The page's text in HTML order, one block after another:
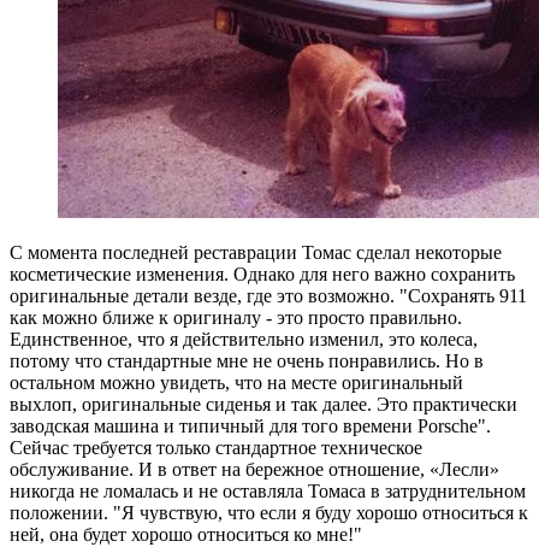
С момента последней реставрации Томас сделал некоторые
косметические изменения. Однако для него важно сохранить
оригинальные детали везде, где это возможно. "Сохранять 911
как можно ближе к оригиналу - это просто правильно.
Единственное, что я действительно изменил, это колеса,
потому что стандартные мне не очень понравились. Но в
остальном можно увидеть, что на месте оригинальный
выхлоп, оригинальные сиденья и так далее. Это практически
заводская машина и типичный для того времени Porsche".
Сейчас требуется только стандартное техническое
обслуживание. И в ответ на бережное отношение, «Лесли»
никогда не ломалась и не оставляла Томаса в затруднительном
положении. "Я чувствую, что если я буду хорошо относиться к
ней, она будет хорошо относиться ко мне!"